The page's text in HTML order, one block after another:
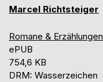
Marcel Richtsteiger
Romane & Erzählungen
ePUB
754,6 KB
DRM: Wasserzeichen